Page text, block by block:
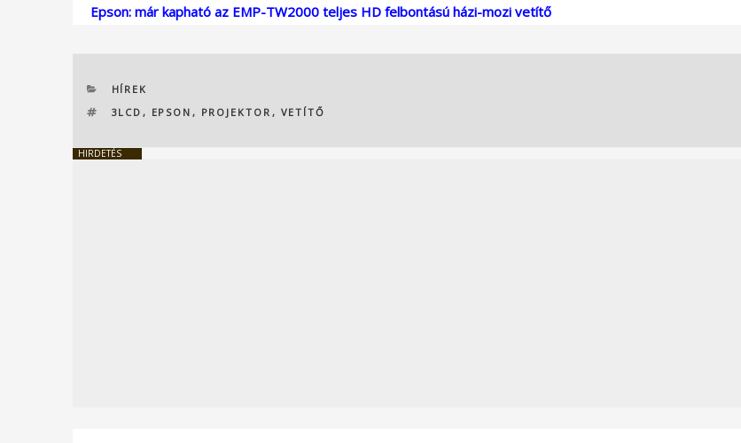
Epson: már kapható az EMP-TW2000 teljes HD felbontású házi-mozi vetítő
KATEGÓRIÁK
HÍREK
CÍMKÉK
3LCD , EPSON , PROJEKTOR , VETÍTŐ
HIRDETÉS